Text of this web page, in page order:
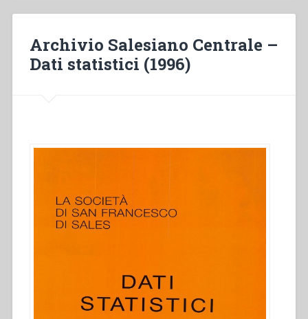
Archivio Salesiano Centrale –
Dati statistici (1996)